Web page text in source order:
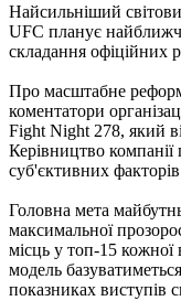
Найсильніший
UFC планує
складання офіційних
Про масштабне
коментатори
Fight Night 278, який
Керівництво компанії
суб'єктивних факторів
Головна мета
максимальної
місць у топ-15 кожної
модель
показниках виступів